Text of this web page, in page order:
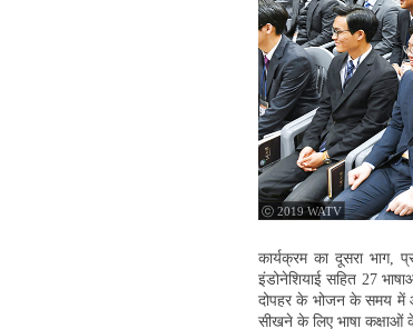
ⓒ 2019 WATV
कार्यक्रम का दूसरा भाग,
इंडोनेशियाई सहित 27
दोपहर के भोजन के समय में
सीखने के लिए भाषा कक्षाओं